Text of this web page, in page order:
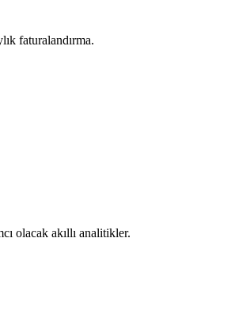
faturalandırma.
olacak akıllı analitikler.